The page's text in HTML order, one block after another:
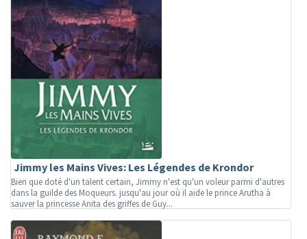
Jimmy les Mains Vives: Les Légendes de Krondor
Bien que doté d'un talent certain, Jimmy n'est qu'un voleur parmi d'autres
dans la guilde des Moqueurs. jusqu'au jour où il aide le prince Arutha à
sauver la princesse Anita des griffes de Guy...